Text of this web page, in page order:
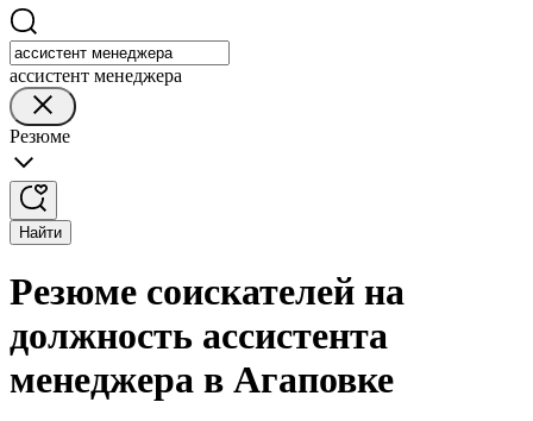
ассистент менеджера
Резюме
Найти
Резюме соискателей на
должность ассистента
менеджера в Агаповке